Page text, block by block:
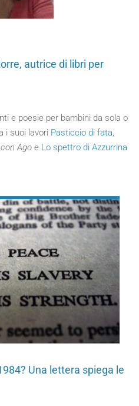
autrice di libri per
e poesie per bambini da sola o
i suoi lavori Pasticcio di fata,
Ago e Lo spettro di Azzurrina
Una lettera spiega le